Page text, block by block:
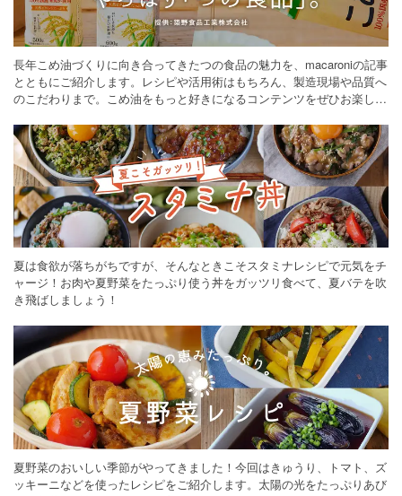
長年こめ油づくりに向き合ってきたつの食品の魅力を、macaroniの記事
とともにご紹介します。レシピや活用術はもちろん、製造現場や品質へ
のこだわりまで。こめ油をもっと好きになるコンテンツをぜひお楽しみ
夏は食欲が落ちがちですが、そんなときこそスタミナレシピで元気をチ
ャージ！お肉や夏野菜をたっぷり使う丼をガッツリ食べて、夏バテを吹
き飛ばしましょう！
夏野菜のおいしい季節がやってきました！今回はきゅうり、トマト、ズ
ッキーニなどを使ったレシピをご紹介します。太陽の光をたっぷりあび